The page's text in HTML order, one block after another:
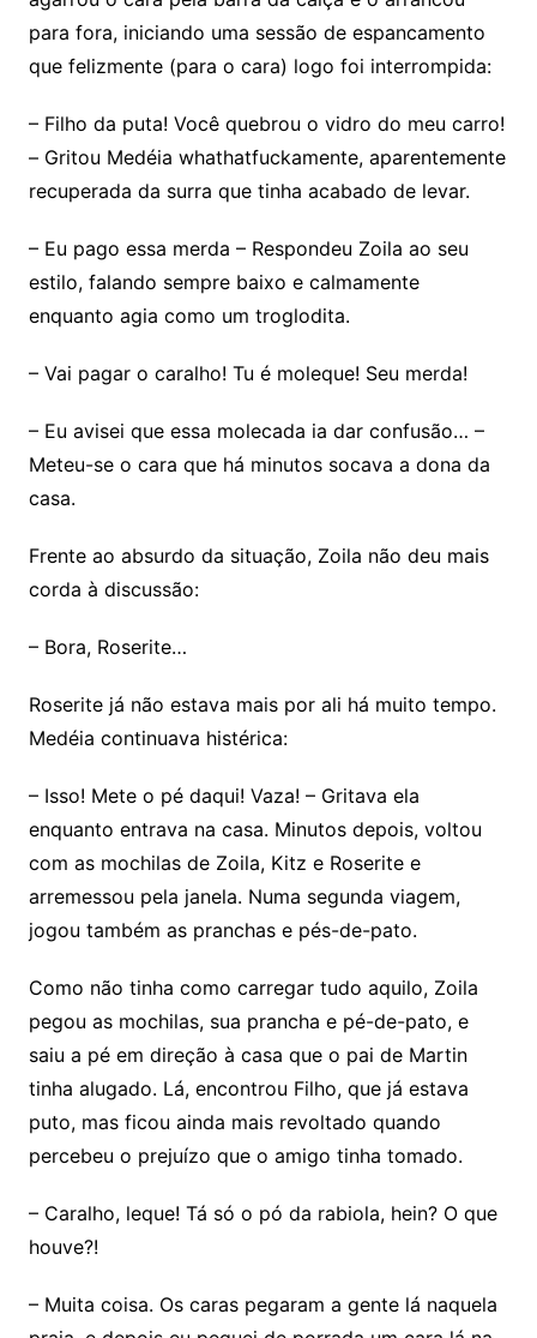
para fora, iniciando uma sessão de espancamento
que felizmente (para o cara) logo foi interrompida:
– Filho da puta! Você quebrou o vidro do meu carro!
– Gritou Medéia whathatfuckamente, aparentemente
recuperada da surra que tinha acabado de levar.
– Eu pago essa merda – Respondeu Zoila ao seu
estilo, falando sempre baixo e calmamente
enquanto agia como um troglodita.
– Vai pagar o caralho! Tu é moleque! Seu merda!
– Eu avisei que essa molecada ia dar confusão… –
Meteu-se o cara que há minutos socava a dona da
casa.
Frente ao absurdo da situação, Zoila não deu mais
corda à discussão:
– Bora, Roserite…
Roserite já não estava mais por ali há muito tempo.
Medéia continuava histérica:
– Isso! Mete o pé daqui! Vaza! – Gritava ela
enquanto entrava na casa. Minutos depois, voltou
com as mochilas de Zoila, Kitz e Roserite e
arremessou pela janela. Numa segunda viagem,
jogou também as pranchas e pés-de-pato.
Como não tinha como carregar tudo aquilo, Zoila
pegou as mochilas, sua prancha e pé-de-pato, e
saiu a pé em direção à casa que o pai de Martin
tinha alugado. Lá, encontrou Filho, que já estava
puto, mas ficou ainda mais revoltado quando
percebeu o prejuízo que o amigo tinha tomado.
– Caralho, leque! Tá só o pó da rabiola, hein? O que
houve?!
– Muita coisa. Os caras pegaram a gente lá naquela